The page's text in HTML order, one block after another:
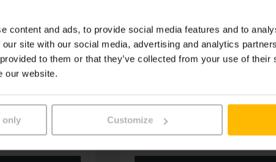
content and ads, to provide social media features and to
site with our social media, advertising and analytics
to them or that they’ve collected from your use of
our website.
only Customize
ασύρματης
μπορείτε να
σας.
ΣΤΙΣ ΑΝΑΓΚΕΣ ΣΑΣ
Καινούργια
Ανύψωση, στοίβαξη ή μεταφορά ;
ευρεία γκάμα προϊόντων μας,
να βρείτε το κατάλληλο μηχάνημα
τις ανάγκες σας.